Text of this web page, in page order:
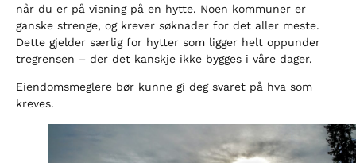
når du er på visning på en hytte. Noen kommuner er
ganske strenge, og krever søknader for det aller meste.
Dette gjelder særlig for hytter som ligger helt oppunder
tregrensen – der det kanskje ikke bygges i våre dager.
Eiendomsmeglere bør kunne gi deg svaret på hva som
kreves.